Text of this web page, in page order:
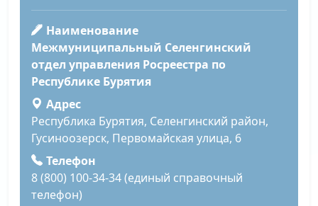
Наименование
Межмуниципальный Селенгинский
отдел управления Росреестра по
Республике Бурятия
Адрес
Республика Бурятия, Селенгинский район,
Гусиноозерск, Первомайская улица, 6
Телефон
8 (800) 100-34-34 (единый справочный
телефон)